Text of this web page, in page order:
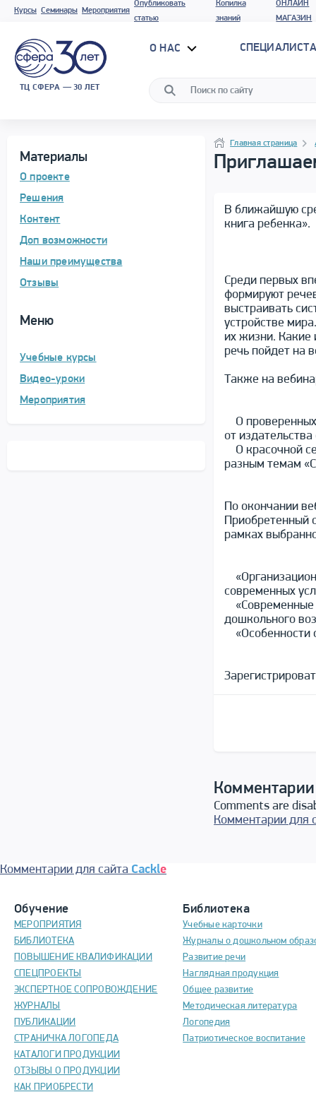
Курсы Семинары Мероприятия
Опубликовать
статью
Копилка
знаний
ОНЛАЙН
МАГАЗИН
ТЦ СФЕРА — 30 ЛЕТ
О НАС
Материалы
О проекте
Решения
Контент
Доп возможности
Наши преимущества
Отзывы
Меню
Учебные курсы
Видео-уроки
Мероприятия
Программа материала
Навигация
НавигацияГлавная страница
В ближайшую
книга ребенка».
Среди первых
формируют
выстраивать
устройстве
их жизни. Какие
речь пойдет на
Также на
О проверенных
от
О красочной
разным темам
По окончании
Приобретенный
рамках
современных
«Современные
дошкольного
«Особенности
Comments are
Комментарии для
Комментарии для сайта Cackle
Обучение
МЕРОПРИЯТИЯ
БИБЛИОТЕКА
ПОВЫШЕНИЕ КВАЛИФИКАЦИИ
СПЕЦПРОЕКТЫ
ЭКСПЕРТНОЕ СОПРОВОЖДЕНИЕ
ЖУРНАЛЫ
ПУБЛИКАЦИИ
СТРАНИЧКА ЛОГОПЕДА
КАТАЛОГИ ПРОДУКЦИИ
ОТЗЫВЫ О ПРОДУКЦИИ
КАК ПРИОБРЕСТИ
Библиотека
Учебные карточки
Журналы о дошкольном
Развитие речи
Наглядная продукция
Общее развитие
Методическая литература
Логопедия
Патриотическое воспитание